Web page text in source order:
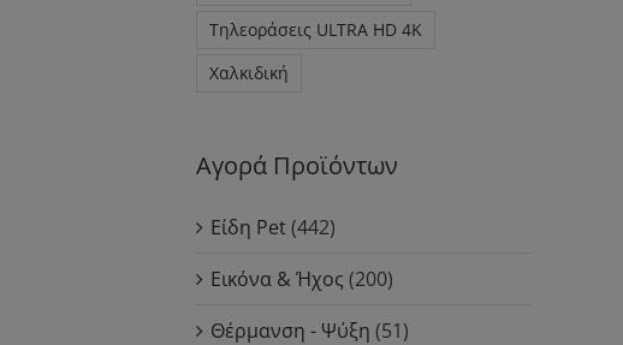
Τηλεοράσεις ULTRA HD 4K
Χαλκιδική
Αγορά Προϊόντων
Είδη Pet(442)
Εικόνα & Ήχος (200)
Θέρμανση - Ψύξη (51)